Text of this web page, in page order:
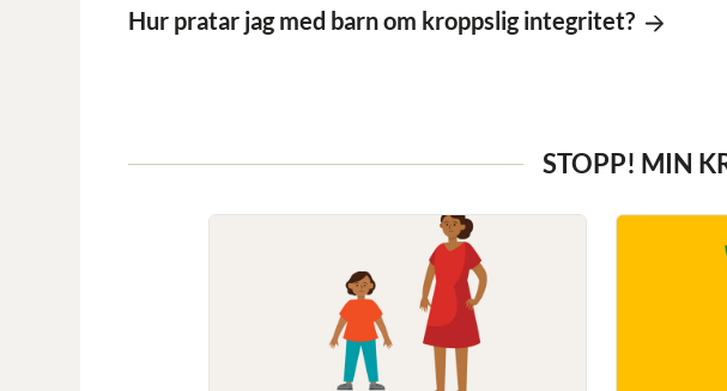
Hur pratar jag med barn om kroppslig integritet?
STOPP! MIN